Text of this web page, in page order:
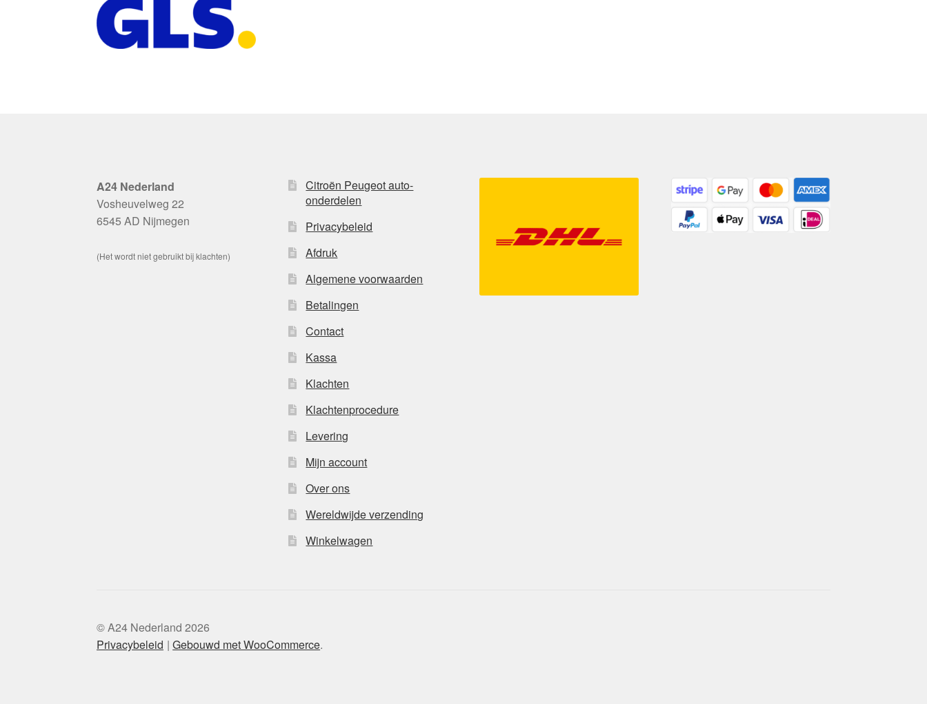
A24 Nederland
Vosheuvelweg 22
6545 AD Nijmegen
(Het wordt niet gebruikt bij klachten)
Citroën Peugeot auto-
onderdelen
Privacybeleid
Afdruk
Algemene voorwaarden
Betalingen
Contact
Kassa
Klachten
Klachtenprocedure
Levering
Mijn account
Over ons
Wereldwijde verzending
Winkelwagen
© A24 Nederland 2026
Privacybeleid
Gebouwd met WooCommerce.